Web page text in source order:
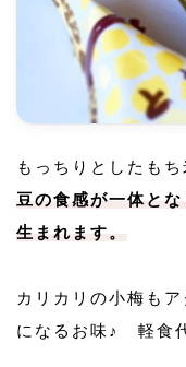
もっちりとしたも
豆の食感が一体と
生まれます。
カリカリの小梅も
になるお味♪ 軽食